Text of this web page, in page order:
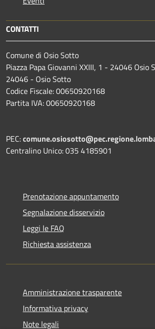
CONTATTI
Comune di Osio Sotto
Piazza Papa Giovanni XXIII, 1 - 24046 Osio
24046 - Osio Sotto
Codice Fiscale: 00650920168
Partita IVA: 00650920168
PEC:
Centralino Unico: 035 4185901
Prenotazione appuntamento
Segnalazione disservizio
Leggi le FAQ
Richiesta assistenza
Amministrazione trasparente
Informativa privacy
Note legali